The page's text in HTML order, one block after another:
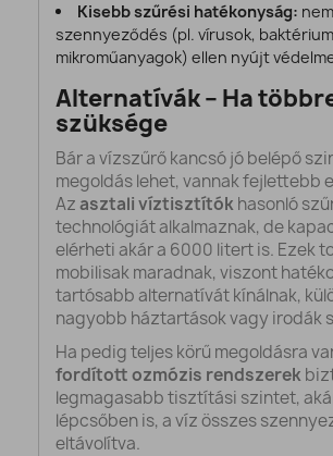
Kisebb szűrési hatékonyság:
szennyeződés (pl. vírusok,
mikroműanyagok) ellen nyújt
Alternatívák – Ha
szüksége
Bár a vízszűrő kancsó jó belépő
megoldás lehet, vannak fejlettebb
Azasztali víztisztítókhasonló
technológiát alkalmaznak, de
elérheti akár a 6000 litert is. Ezek
mobilisak maradnak, viszont
tartósabb alternatívát kínálnak,
nagyobb háztartások vagy irodák
Ha pedig teljes körű megoldásra
fordított ozmózis rendszerek
legmagasabb tisztítási szintet,
lépcsőben is, a víz összes
eltávolítva.